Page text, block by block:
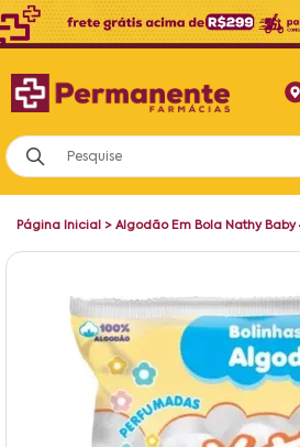
Página Inicial > Algodão Em Bola Nathy Baby